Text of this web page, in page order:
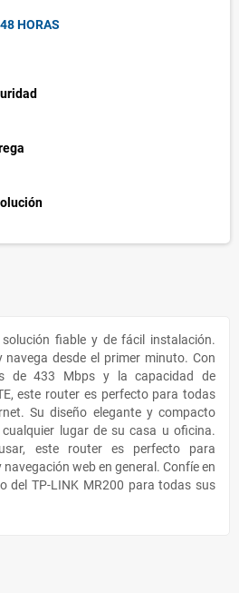
HORAS
fiable y de fácil instalación.
desde el primer minuto. Con
de 433 Mbps y la capacidad de
este router es perfecto para todas
Su diseño elegante y compacto
lugar de su casa u oficina.
este router es perfecto para
web en general. Confíe en
del TP-LINK MR200 para todas sus